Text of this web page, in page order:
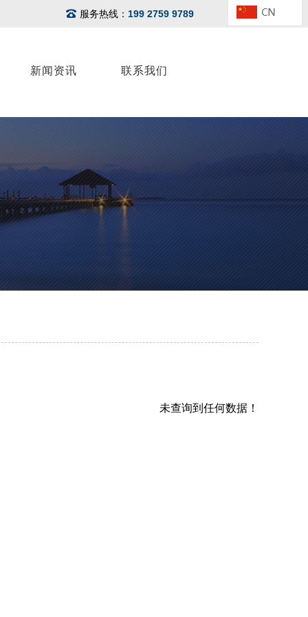
服务热线： 199 2759 9789
新闻资讯 联系我们
未查询到任何数据！